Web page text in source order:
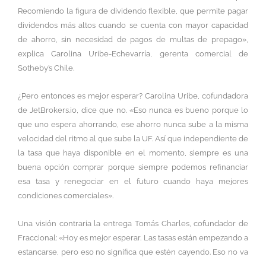
Recomiendo la figura de dividendo flexible, que permite pagar
dividendos más altos cuando se cuenta con mayor capacidad
de ahorro, sin necesidad de pagos de multas de prepago»,
explica Carolina Uribe-Echevarría, gerenta comercial de
Sotheby’s Chile.
¿Pero entonces es mejor esperar? Carolina Uribe, cofundadora
de JetBrokers.io, dice que no. «Eso nunca es bueno porque lo
que uno espera ahorrando, ese ahorro nunca sube a la misma
velocidad del ritmo al que sube la UF. Así que independiente de
la tasa que haya disponible en el momento, siempre es una
buena opción comprar porque siempre podemos refinanciar
esa tasa y renegociar en el futuro cuando haya mejores
condiciones comerciales».
Una visión contraria la entrega Tomás Charles, cofundador de
Fraccional: «Hoy es mejor esperar. Las tasas están empezando a
estancarse, pero eso no significa que estén cayendo. Eso no va